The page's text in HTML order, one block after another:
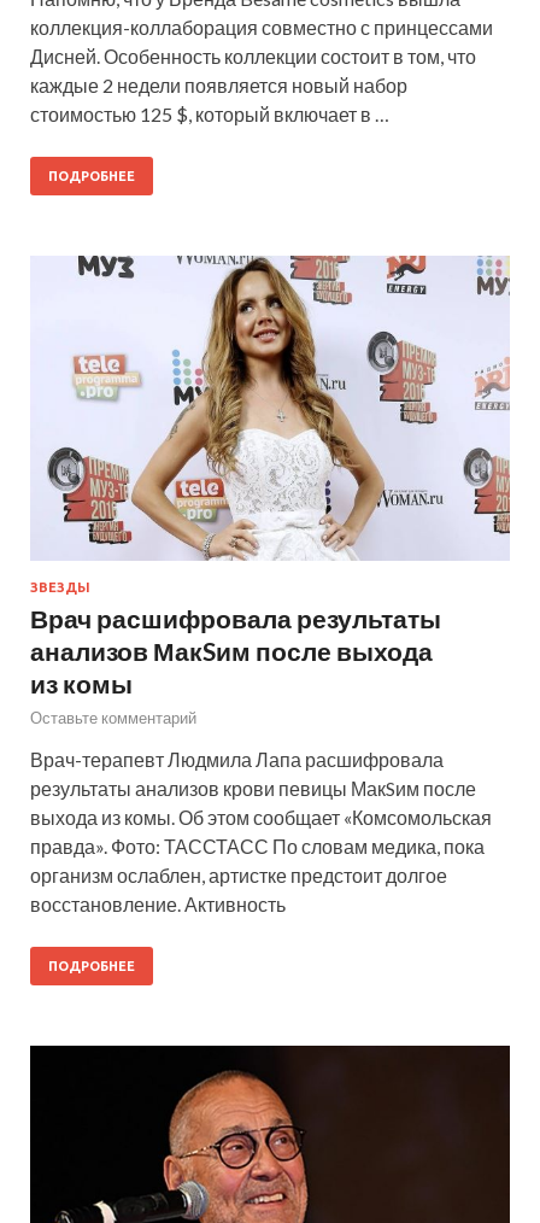
коллекция-коллаборация совместно с принцессами
Дисней. Особенность коллекции состоит в том, что
каждые 2 недели появляется новый набор
стоимостью 125 $, который включает в …
ПОДРОБНЕЕ
ЗВЕЗДЫ
Врач расшифровала результаты
анализов МакSим после выхода
из комы
Оставьте комментарий
Врач-терапевт Людмила Лапа расшифровала
результаты анализов крови певицы МакSим после
выхода из комы. Об этом сообщает «Комсомольская
правда». Фото: ТАССТАСС По словам медика, пока
организм ослаблен, артистке предстоит долгое
восстановление. Активность
ПОДРОБНЕЕ